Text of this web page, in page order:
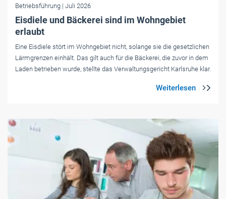
Betriebsführung | Juli 2026
Eisdiele und Bäckerei sind im Wohngebiet
erlaubt
Eine Eisdiele stört im Wohngebiet nicht, solange sie die gesetzlichen
Lärmgrenzen einhält. Das gilt auch für die Bäckerei, die zuvor in dem
Laden betrieben wurde, stellte das Verwaltungsgericht Karlsruhe klar.